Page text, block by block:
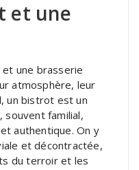
et une
une brasserie
atmosphère, leur
un bistrot est un
familial,
authentique. On y
et décontractée,
du terroir et les